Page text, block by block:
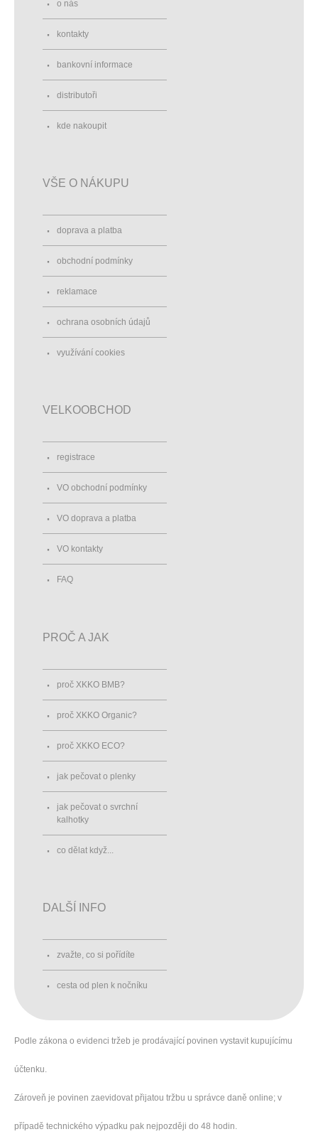
o nás
kontakty
bankovní informace
distributoři
kde nakoupit
VŠE O NÁKUPU
doprava a platba
obchodní podmínky
reklamace
ochrana osobních údajů
využívání cookies
VELKOOBCHOD
registrace
VO obchodní podmínky
VO doprava a platba
VO kontakty
FAQ
PROČ A JAK
proč XKKO BMB?
proč XKKO Organic?
proč XKKO ECO?
jak pečovat o plenky
jak pečovat o svrchní
kalhotky
co dělat když...
DALŠÍ INFO
zvažte, co si pořídíte
cesta od plen k nočníku
Podle zákona o evidenci tržeb je prodávající povinen vystavit kupujícímu
účtenku.
Zároveň je povinen zaevidovat přijatou tržbu u správce daně online; v
případě technického výpadku pak nejpozději do 48 hodin.